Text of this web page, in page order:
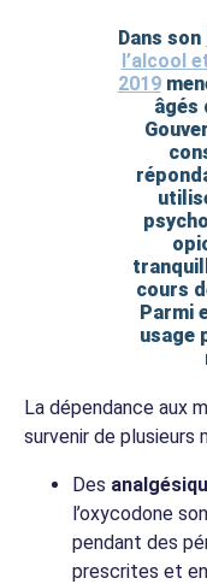
Dans son
l’alcool
2019
âgés
cours
Parmi
usage
La dépendance aux
survenir de plusieurs
Des
l’oxycodone
pendant des
prescrites et